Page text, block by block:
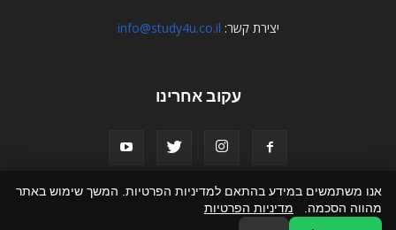
יצירת קשר: info@study4u.co.il
עקוב אחרינו
אודות study4u פרסמו אצלנו תקנון האתר
אנו משתמשים במידע בהתאם למדיניות הפרטיות. המשך שימוש באתר
מהווה הסכמה. מדיניות הפרטיות